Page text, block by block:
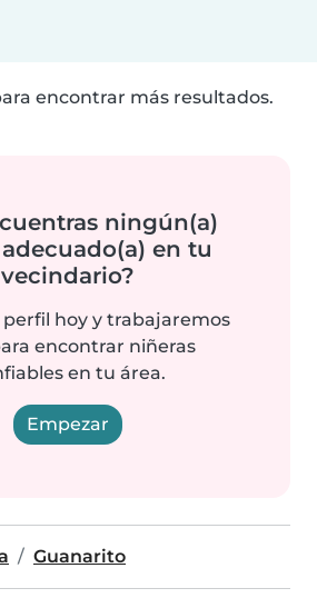
encontrar más resultados.
ningún(a)
en tu
vecindario?
hoy y trabajaremos
encontrar niñeras
en tu área.
Empezar
Guanarito